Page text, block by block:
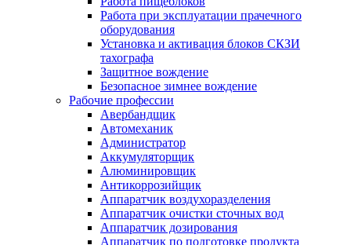
Работа при эксплуатации прачечного
оборудования
Установка и активация блоков СКЗИ
тахографа
Защитное вождение
Безопасное зимнее вождение
Рабочие профессии
Авербандщик
Автомеханик
Администратор
Аккумуляторщик
Алюминировщик
Антикоррозийщик
Аппаратчик воздухоразделения
Аппаратчик очистки сточных вод
Аппаратчик дозирования
Аппаратчик по подготовке продукта